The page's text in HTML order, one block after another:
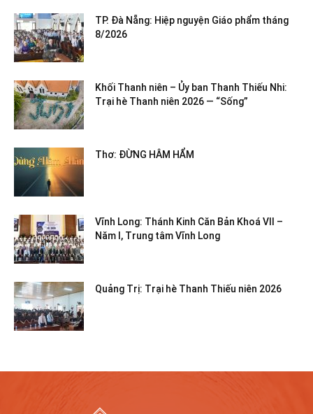
TP. Đà Nẵng: Hiệp nguyện Giáo phẩm tháng
8/2026
Khối Thanh niên – Ủy ban Thanh Thiếu Nhi:
Trại hè Thanh niên 2026 — “Sống”
Thơ: ĐỪNG HÂM HẨM
Vĩnh Long: Thánh Kinh Căn Bản Khoá VII –
Năm I, Trung tâm Vĩnh Long
Quảng Trị: Trại hè Thanh Thiếu niên 2026